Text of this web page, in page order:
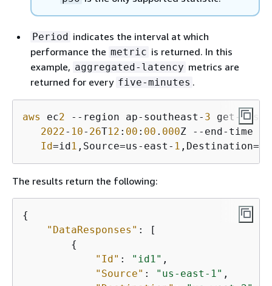
Period indicates the interval at which
performance the metric is returned. In this
example, aggregated-latency metrics are
returned for every five-minutes .
aws ec2 --region ap-southeast- 3 get-aws-
2022- 10- 26T12 : 00 : 00 . 000Z --end-time
Id=id1 ,Source=us-east- 1
The results return the following:
{
"DataResponses" : [
{
"Id" : "id1" ,
"Source" : "us-east-1" ,